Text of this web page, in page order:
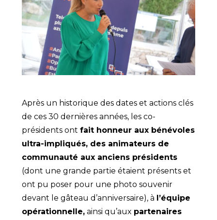
Après un historique des dates et actions clés
de ces 30 dernières années, les co-
présidents ont fait honneur aux bénévoles
ultra-impliqués, des animateurs de
communauté aux anciens présidents
(dont une grande partie étaient présents et
ont pu poser pour une photo souvenir
devant le gâteau d’anniversaire), à l’équipe
opérationnelle,ainsi qu’aux partenaires